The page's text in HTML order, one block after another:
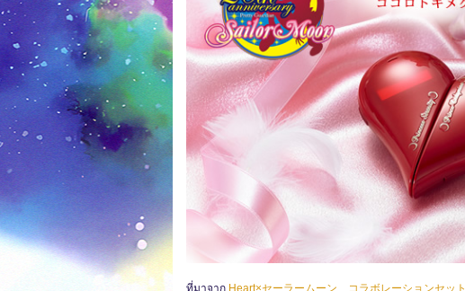
ที่มาจาก Heart×セーラームーン コラボレーションセット